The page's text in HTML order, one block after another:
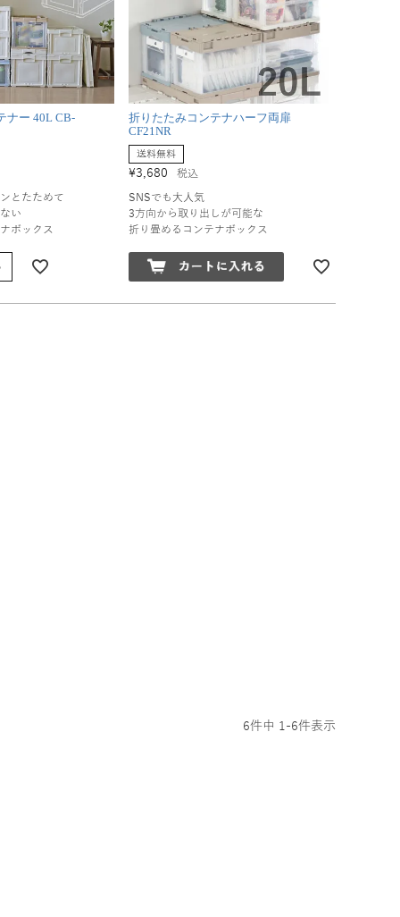
ナー 40L CB-
とたためて
い
ボックス
折りたたみコンテナハーフ両扉
CF21NR
送料無料
¥3,680
税込
SNSでも大人気
3方向から取り出しが可能な
折り畳めるコンテナボックス
6件中 1 -6件表示